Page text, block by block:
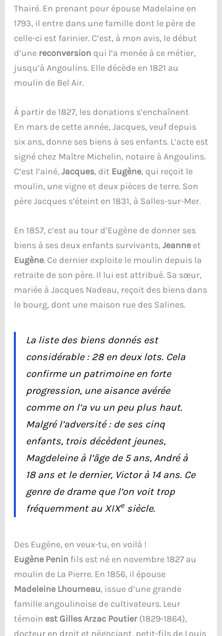
Thairé. En prenant pour épouse Madelaine en
1793, il entre dans une famille dont le père de
celle-ci est farinier. C’est, à mon avis, le début
d’une reconversion qui l’a menée à ce métier,
jusqu’à Angoulins. Elle décède en 1821 au
moulin de Bel Air.
À partir de 1827, les donations s’enchaînent
En mars de cette année, Jacques, veuf depuis
six ans, donne ses biens à ses enfants. L’acte est
signé chez Maître Michelin, notaire à Angoulins.
C’est l’ainé, Jacques, dit Eugène, qui reçoit le
moulin, une vigne et deux pièces de terre. Son
père Jacques s’éteint en 1831, à Salles-sur-Mer.
En 1857, c’est au tour d’Eugène de donner ses
biens à ses deux enfants survivants, Jeanneet
Eugène. Ce dernier exploite le moulin depuis la
retraite de son père. Il lui est attribué. Sa sœur,
mariée à Jacques Nadeau, reçoit des biens dans
le bourg, dont une maison rue des Salines.
La liste des biens donnés est
considérable : 28 en deux lots. Cela
confirme un patrimoine en forte
progression, une aisance avérée
comme on l’a vu un peu plus haut.
Malgré l’adversité : de ses cinq
enfants, trois décèdent jeunes,
Magdeleine à l’âge de 5 ans, André à
18 ans et le dernier, Victor à 14 ans. Ce
genre de drame que l’on voit trop
fréquemment au XIXesiècle.
Des Eugène, en veux-tu, en voilà !
Eugène Penin fils est né en novembre 1827 au
moulin de La Pierre. En 1856, il épouse
Madeleine Lhoumeau, issue d’une grande
famille angoulinoise de cultivateurs. Leur
témoin est Gilles Arzac Poutier(1829-1864),
docteur en droit et négociant, petit-fils de Louis